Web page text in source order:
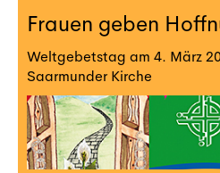
Frauen geben
Weltgebetstag am 4. März
Saarmunder Kirche